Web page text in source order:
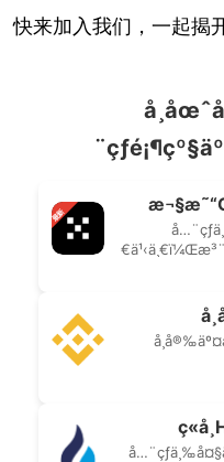
快来加入我们，一起揭